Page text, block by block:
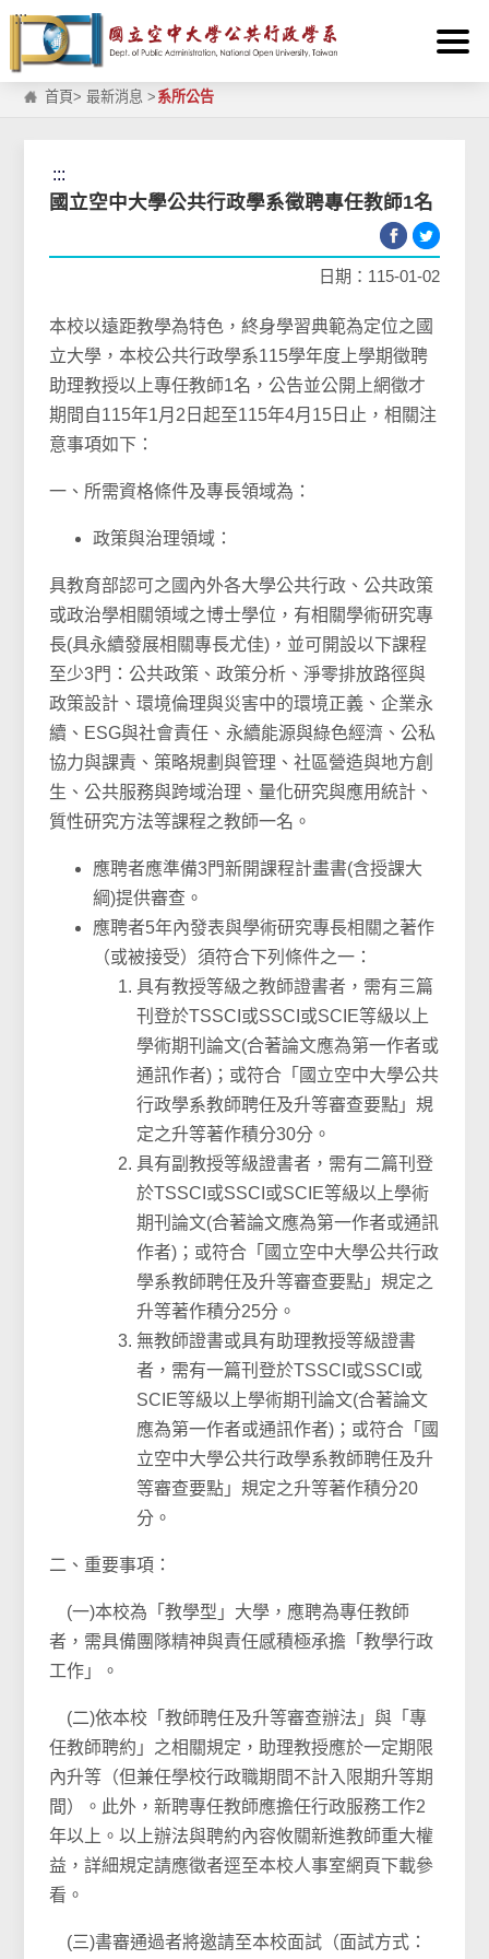
跳到主要內容區塊
:::
首頁>最新消息 > 系所公告
:::
國立空中大學公共行政學系徵聘專任教師1名
日期：115-01-02
本校以遠距教學為特色，終身學習典範為定位之國
立大學，本校公共行政學系115學年度上學期徵聘
助理教授以上專任教師1名，公告並公開上網徵才
期間自115年1月2日起至115年4月15日止，相關注
意事項如下：
一、所需資格條件及專長領域為：
政策與治理領域：
具教育部認可之國內外各大學公共行政、公共政策
或政治學相關領域之博士學位，有相關學術研究專
長(具永續發展相關專長尤佳)，並可開設以下課程
至少3門：公共政策、政策分析、淨零排放路徑與
政策設計、環境倫理與災害中的環境正義、企業永
續、ESG與社會責任、永續能源與綠色經濟、公私
協力與課責、策略規劃與管理、社區營造與地方創
生、公共服務與跨域治理、量化研究與應用統計、
質性研究方法等課程之教師一名。
應聘者應準備3門新開課程計畫書(含授課大
綱)提供審查。
應聘者5年內發表與學術研究專長相關之著作
（或被接受）須符合下列條件之一：
具有教授等級之教師證書者，需有三篇
刊登於TSSCI或SSCI或SCIE等級以上
學術期刊論文(合著論文應為第一作者或
通訊作者)；或符合「國立空中大學公共
行政學系教師聘任及升等審查要點」規
定之升等著作積分30分。
具有副教授等級證書者，需有二篇刊登
於TSSCI或SSCI或SCIE等級以上學術
期刊論文(合著論文應為第一作者或通訊
作者)；或符合「國立空中大學公共行政
學系教師聘任及升等審查要點」規定之
升等著作積分25分。
無教師證書或具有助理教授等級證書
者，需有一篇刊登於TSSCI或SSCI或
SCIE等級以上學術期刊論文(合著論文
應為第一作者或通訊作者)；或符合「國
立空中大學公共行政學系教師聘任及升
等審查要點」規定之升等著作積分20
分。
二、重要事項：
(一)本校為「教學型」大學，應聘為專任教師
者，需具備團隊精神與責任感積極承擔「教學行政
工作」。
(二)依本校「教師聘任及升等審查辦法」與「專
任教師聘約」之相關規定，助理教授應於一定期限
內升等（但兼任學校行政職期間不計入限期升等期
間）。此外，新聘專任教師應擔任行政服務工作2
年以上。以上辦法與聘約內容攸關新進教師重大權
益，詳細規定請應徵者逕至本校人事室網頁下載參
看。
(三)書審通過者將邀請至本校面試（面試方式：